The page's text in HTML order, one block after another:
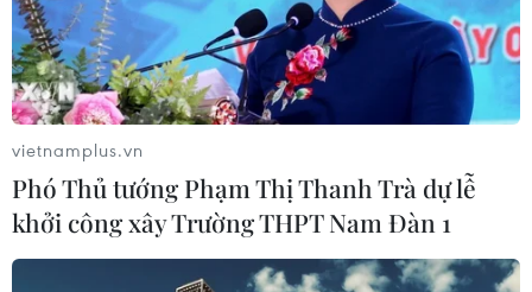
vietnamplus.vn
Phó Thủ tướng Phạm Thị Thanh Trà dự lễ
khởi công xây Trường THPT Nam Đàn 1